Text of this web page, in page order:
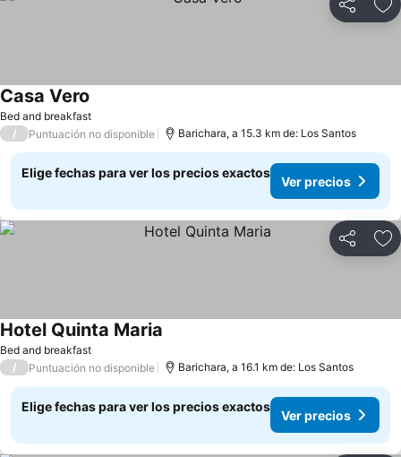
Compartir
Bed and breakfast
Casa Vero
/ Puntuación no disponible Barichara, a 15.3 km de: Los Santos
Elige fechas para ver los precios exactos
Ver precios
Compartir
Bed and breakfast
Hotel Quinta Maria
/ Puntuación no disponible Barichara, a 16.1 km de: Los Santos
Elige fechas para ver los precios exactos
Ver precios